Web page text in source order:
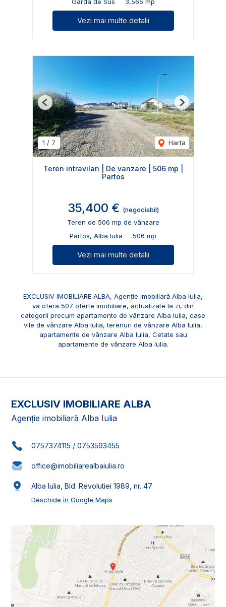
Vezi mai multe detalii
1 / 7 Harta
Previous Next
Teren intravilan | De vanzare | 506 mp |
Partos
35,400 € (negociabil)
Teren de 506 mp de vânzare
Partos, Alba Iulia
506 mp
Vezi mai multe detalii
EXCLUSIV IMOBILIARE ALBA, Agenție imobiliară Alba Iulia,
va ofera 507 oferte imobiliare, actualizate la zi, din
categorii precum apartamente de vânzare Alba Iulia, case
vile de vânzare Alba Iulia,terenuri de vânzare Alba Iulia,
apartamente de vânzare Alba Iulia, Cetate sau
apartamente de vânzare Alba Iulia.
EXCLUSIV IMOBILIARE ALBA
Agenție imobiliară Alba Iulia
0757374115 / 0753593455
office@imobiliarealbaiulia.ro
Alba Iulia, Bld. Revolutiei 1989, nr. 47
Deschide în Google Maps